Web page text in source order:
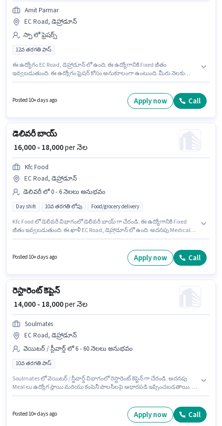
Amit Parmar
EC Road, డెహ్రాడూన్
స్పా లో ఫ్రెషర్స్
12వ తరగతి పాస్
ఈ ఉద్యోగం EC Road, డెహ్రాడూన్ లో ఉంది. ఈ ఉద్యోగానికి Fixed జీతం
ఇవ్వబడుతుంది. ఈ ఉద్యోగం ఫ్రెషర్ కోసం అనుకూలంగా ఉంటుంది. మీరు నెలకు
తరగతి పాస్ డిగ్రీ లేదా సర్టిఫికెట్ కలిగి ఉండాలి.
Posted 10+ days ago Apply now Call
డెలివరీ బాయ్
₹ 16,000 - 18,000per నెల
Kfc Food
EC Road, డెహ్రాడూన్
డెలివరీ లో 0 - 6 నెలలు అనుభవం
Day shift 10వ తరగతి లోపు Food/grocery delivery
Kfc Food లో డెలివరీ విభాగంలో డెలివరీ బాయ్ గా చేరండి. ఈ ఉద్యోగానికి Fixed
జీతం ఇవ్వబడుతుంది. ఈ ఖాళీ EC Road, డెహ్రాడూన్ లో ఉంది. అదనపు Medical
దరఖాస్తు చేయవచ్చు. ఈ ఉద్యోగం 0 - 6 నెలలు సంవత్సరాల అనుభవం ఉన్న వారికి
కోసం అనుకూలంగా ఉంటుంది. మీరు నెలకు ₹18000 వరకు సంపాదించవచ్చు.
Posted 10+ days ago Apply now Call
రెస్టారెంట్ కెప్టెన్
₹ 14,000 - 18,000per నెల
Soulmates
EC Road, డెహ్రాడూన్
వెయిటర్ / స్టీవార్డ్ లో 6 - 60 నెలలు అనుభవం
10వ తరగతి పాస్
Soulmates లో వెయిటర్ / స్టీవార్డ్ విభాగంలో రెస్టారెంట్ కెప్టెన్ గా చేరండి. అదనపు
Meal లు ఉద్యోగ స్థాయి మరియు కంపెనీ పాలసీలపై ఆధారపడి ఇప్పించబడతాయి. ఈ
అనుకూలంగా ఉంటుంది. మీరు నెలకు ₹18000 వరకు సంపాదించవచ్చు. ఈ ఉద్యోగానికి
అభ్యర్థులు తప్పనిసరిగా 10వ తరగతి పాస్ డిగ్రీ/సర్టిఫికెట్ కలిగి ఉండాలి.
Posted 10+ days ago Apply now Call